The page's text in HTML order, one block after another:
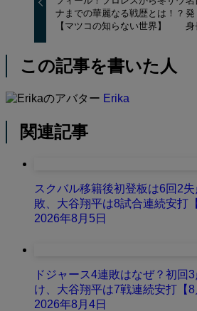
ナまでの華麗なる戦歴とは！？
【マツコの知らない世界】
発
身
この記事を書いた人
Erika
関連記事
スクバル移籍後初登板は6回2
敗、大谷翔平は8試合連続安打
2026年8月5日
ドジャース4連敗はなぜ？初回
け、大谷翔平は7戦連続安打【8
2026年8月4日